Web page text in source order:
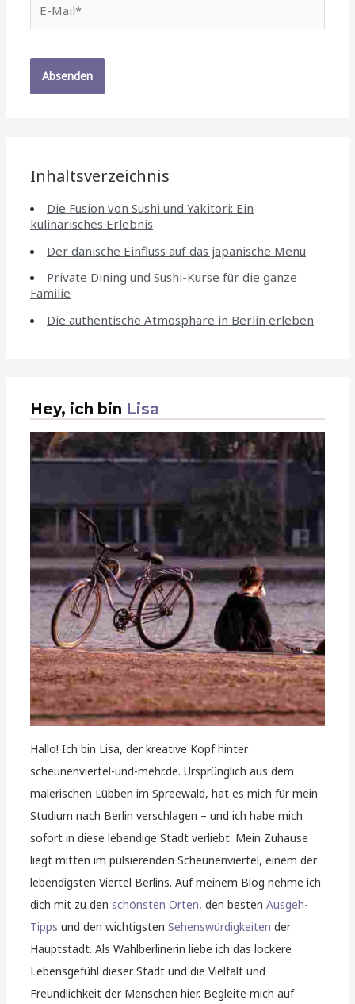
Mail*
Inhaltsverzeichnis
Die Fusion von Sushi und Yakitori: Ein
kulinarisches Erlebnis
Der dänische Einfluss auf das japanische Menü
Private Dining und Sushi-Kurse für die ganze
Familie
Die authentische Atmosphäre in Berlin erleben
Hey, ich bin Lisa
Hallo! Ich bin Lisa, der kreative Kopf hinter
scheunenviertel-und-mehr.de. Ursprünglich aus dem
malerischen Lübben im Spreewald, hat es mich für mein
Studium nach Berlin verschlagen – und ich habe mich
sofort in diese lebendige Stadt verliebt. Mein Zuhause
liegt mitten im pulsierenden Scheunenviertel, einem der
lebendigsten Viertel Berlins. Auf meinem Blog nehme ich
dich mit zu denschönsten Orten, den bestenAusgeh-
Tipps und den wichtigstenSehenswürdigkeiten der
Hauptstadt. Als Wahlberlinerin liebe ich das lockere
Lebensgefühl dieser Stadt und die Vielfalt und
Freundlichkeit der Menschen hier. Begleite mich auf